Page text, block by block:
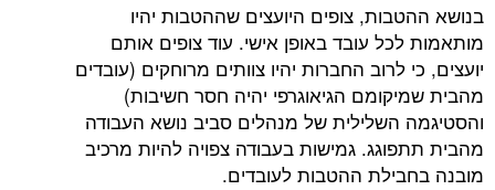
בנושא ההטבות, צופים היועצים שההטבות יהיו
מותאמות לכל עובד באופן אישי. עוד צופים אותם
יועצים, כי לרוב החברות יהיו צוותים מרוחקים (עובדים
מהבית שמיקומם הגיאוגרפי יהיה חסר חשיבות)
והסטיגמה השלילית של מנהלים סביב נושא העבודה
מהבית תתפוגג. גמישות בעבודה צפויה להיות מרכיב
מובנה בחבילת ההטבות לעובדים.